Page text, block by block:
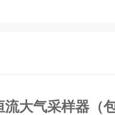
流大气采样器（